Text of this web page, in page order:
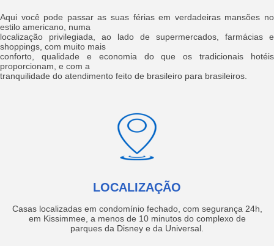
Aqui você pode passar as suas férias em verdadeiras mansões no
estilo americano, numa
localização privilegiada, ao lado de supermercados, farmácias e
shoppings, com muito mais
conforto, qualidade e economia do que os tradicionais hotéis
proporcionam, e com a
tranquilidade do atendimento feito de brasileiro para brasileiros.
LOCALIZAÇÃO
Casas localizadas em condomínio fechado, com segurança 24h,
em Kissimmee, a menos de 10 minutos do complexo de
parques da Disney e da Universal.